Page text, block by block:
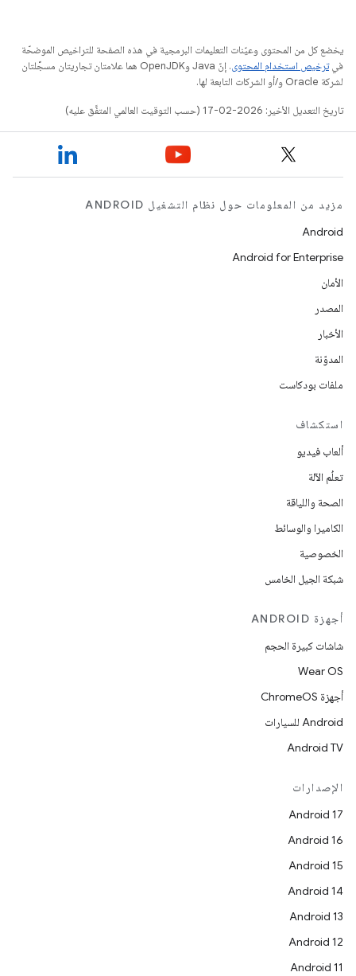
يخضع كل من المحتوى وعيّنات التعليمات البرمجية في هذه الصفحة للتراخيص الموضحّة
فيترخيص استخدام المحتوى
. إنّ Java وOpenJDK هما علامتان تجاريتان مسجَّلتان
لشركة Oracle و/أو الشركات التابعة لها.
تاريخ التعديل الأخير: 2026-02-17 (حسب التوقيت العالمي المتفَّق عليه)
مزيد من المعلومات حول نظام التشغيل ANDROID
Android
Android for Enterprise
الأمان
المصدر
الأخبار
المدوّنة
ملفات بودكاست
استكشاف
ألعاب فيديو
تعلُم الآلة
الصحة واللياقة
الكاميرا والوسائط
الخصوصية
شبكة الجيل الخامس
أجهزة ANDROID
شاشات كبيرة الحجم
Wear OS
أجهزة ChromeOS
Android للسيارات
Android TV
الإصدارات
Android 17
Android 16
Android 15
Android 14
Android 13
Android 12
Android 11